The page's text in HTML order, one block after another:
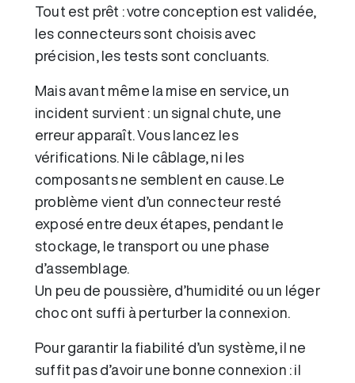
Tout est prêt : votre conception est validée,
les connecteurs sont choisis avec
précision, les tests sont concluants.
Mais avant même la mise en service, un
incident survient : un signal chute, une
erreur apparaît. Vous lancez les
vérifications. Ni le câblage, ni les
composants ne semblent en cause. Le
problème vient d’un connecteur resté
exposé entre deux étapes, pendant le
stockage, le transport ou une phase
d’assemblage.
Un peu de poussière, d’humidité ou un léger
choc ont suffi à perturber la connexion.
Pour garantir la fiabilité d’un système, il ne
suffit pas d’avoir une bonne connexion : il